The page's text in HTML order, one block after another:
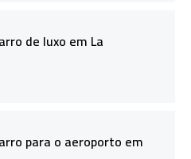
de luxo em La
para o aeroporto em